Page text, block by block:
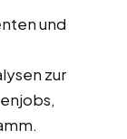
und
zur